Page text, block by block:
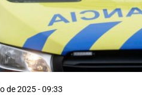
de 2025 - 09:33